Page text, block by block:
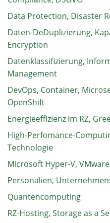
Data Protection, Disaster
Daten-DeDuplizierung,
Encryption
Datenklassifizierung,
Management
DevOps, Container,
OpenShift
Energieeffizienz im RZ,
High-Perfomance-
Technologie
Microsoft Hyper-V,
Personalien,
Quantencomputing
RZ-Hosting, Storage as a